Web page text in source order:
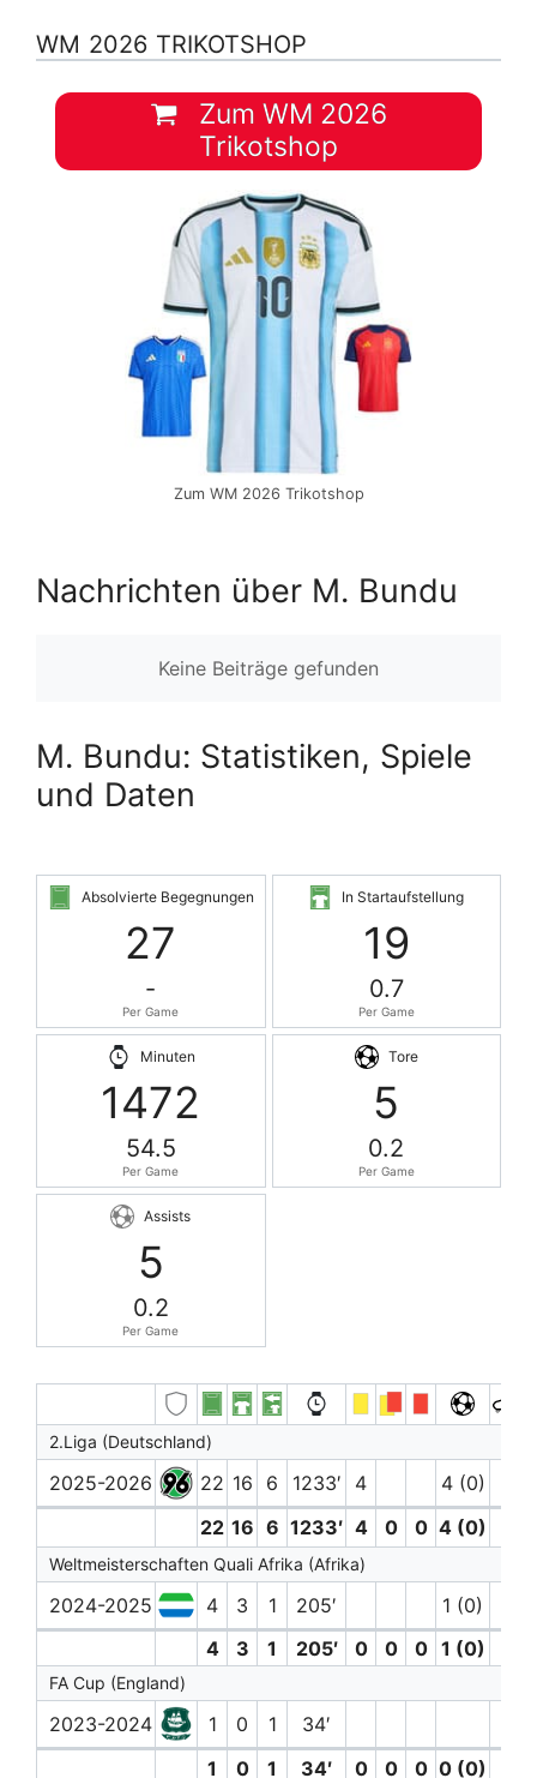
WM 2026 TRIKOTSHOP
Zum WM 2026
Trikotshop
Zum WM 2026 Trikotshop
Nachrichten über M. Bundu
Keine Beiträge gefunden
M. Bundu: Statistiken, Spiele
und Daten
Absolvierte Begegnungen
27
-
Per Game
In Startaufstellung
19
0.7
Per Game
Minuten
1472
54.5
Per Game
Tore
5
0.2
Per Game
Assists
5
0.2
Per Game
2.Liga (Deutschland)
2025-2026 22 16 6 1233′ 4 4 (0)
22 16 6 1233′ 4 0 0 4 (0)
Weltmeisterschaften Quali Afrika (Afrika)
2024-2025 4 3 1 205′
1 (0)
4
3 1 205′ 0 0 0 1 (0)
FA Cup (England)
2023-2024 1 0 1 34′
1
0 1 34′ 0 0 0 0 (0)